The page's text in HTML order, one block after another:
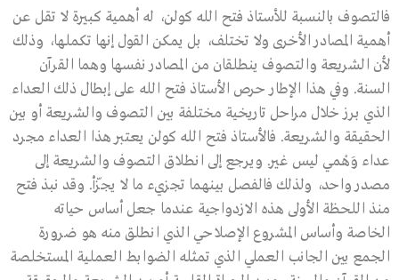
فالتصوف بالنسبة للأستاذ فتح الله كولن، له أهمية كبيرة لا تقل عن
أهمية المصادر الأخرى ولا تختلف، بل يمكن القول إنها تكملها، وذلك
لأن الشريعة والتصوف ينطلقان من المصادر نفسها وهما القرآن
السنة. وفي هذا الإطار حرص الأستاذ فتح الله على إبطال ذلك العداء
الذي برز خلال مراحل تاريخية مختلفة بين التصوف والشريعة أو بين
الحقيقة والشريعة. فالأستاذ فتح الله كولن يعتبر هذا العداء مجرد
عداء وَهْمي ليس غير. ويرجع إلى انطلاق التصوف والشريعة إلى
مصدر واحد، ولذلك فالفصل بينهما تجزيء ما لا يجزّأ. وقد نبذ فتح
منذ اللحظة الأولى هذه الازدواجية عندما جعل أساس حياته
الخاصة وأساس المشروع الإصلاحي الذي انطلق منه هو ضرورة
الجمع بين الجانب العملي الذي تمثله الضوابط العملية المستخلصة